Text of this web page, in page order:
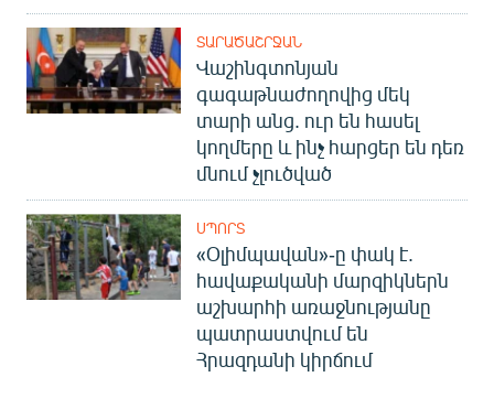
ՏԱՐԱԾԱՇՐՋԱՆ
Վաշինգտոնյան
գագաթնաժողովից մեկ
տարի անց. ուր են հասել
կողմերը և ինչ հարցեր են դեռ
մնում չլուծված
ՍՊՈՐՏ
«Օլիմպավան»-ը փակ է.
հավաքականի մարզիկներն
աշխարհի առաջնությանը
պատրաստվում են
Հրազդանի կիրճում